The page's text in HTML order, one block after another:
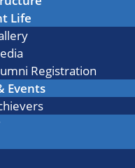
Life
Registration
Events